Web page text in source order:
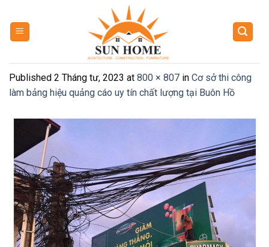
content
Published 2 Tháng tư, 2023 at 800 × 807 in Cơ sở thi công
làm bảng hiệu quảng cáo uy tín chất lượng tại Buôn Hồ